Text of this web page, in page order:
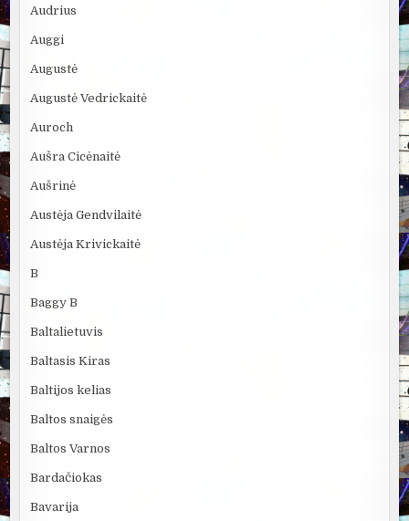
Audrius
Auggi
Augustė
Augustė Vedrickaitė
Auroch
Aušra Cicėnaitė
Aušrinė
Austėja Gendvilaitė
Austėja Krivickaitė
B
Baggy B
Baltalietuvis
Baltasis Kiras
Baltijos kelias
Baltos snaigės
Baltos Varnos
Bardačiokas
Bavarija